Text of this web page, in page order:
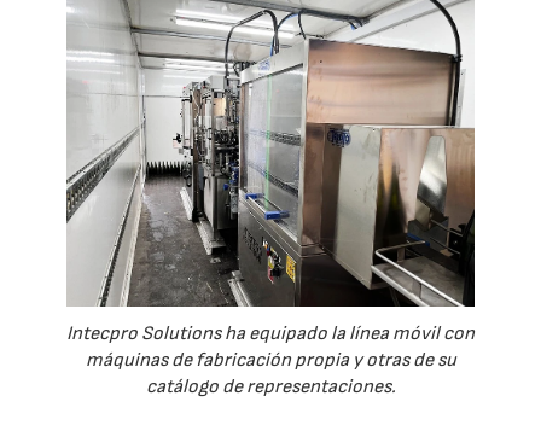
Intecpro Solutions ha equipado la línea móvil con
máquinas de fabricación propia y otras de su
catálogo de representaciones.